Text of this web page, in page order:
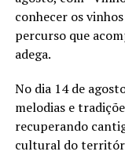
conhecer os
percurso que
adega.
No dia 14 de
melodias e
recuperando
cultural do